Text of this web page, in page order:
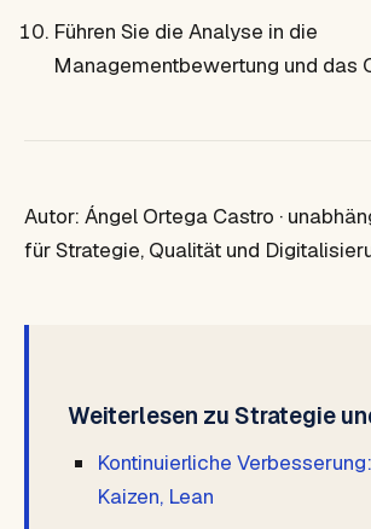
Führen Sie die Analyse in die
Managementbewertung und das
Autor: Ángel Ortega Castro ·
für Strategie, Qualität und
Weiterlesen zu Strategie
Kontinuierliche
Kaizen, Lean